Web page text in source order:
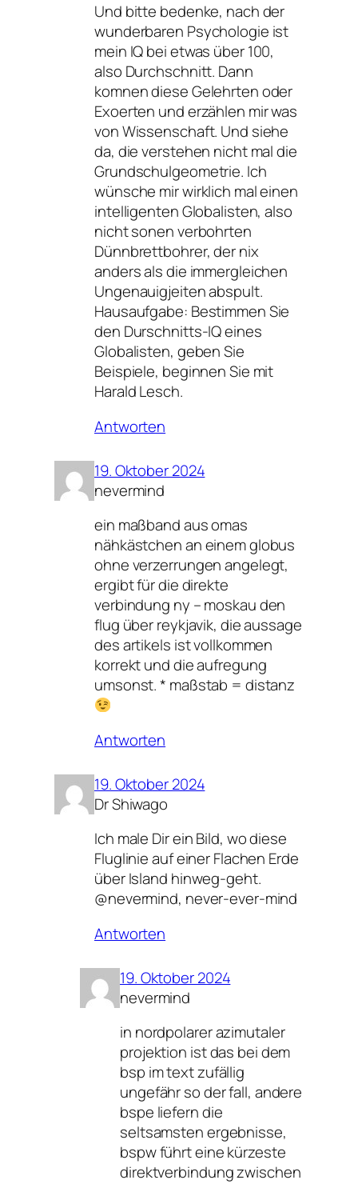
Und bitte bedenke, nach der
wunderbaren Psychologie ist
mein IQ bei etwas über 100,
also Durchschnitt. Dann
komnen diese Gelehrten oder
Exoerten und erzählen mir was
von Wissenschaft. Und siehe
da, die verstehen nicht mal die
Grundschulgeometrie. Ich
wünsche mir wirklich mal einen
intelligenten Globalisten, also
nicht sonen verbohrten
Dünnbrettbohrer, der nix
anders als die immergleichen
Ungenauigjeiten abspult.
Hausaufgabe: Bestimmen Sie
den Durschnitts-IQ eines
Globalisten, geben Sie
Beispiele, beginnen Sie mit
Harald Lesch.
Antworten
19. Oktober 2024
nevermind
ein maßband aus omas
nähkästchen an einem globus
ohne verzerrungen angelegt,
ergibt für die direkte
verbindung ny – moskau den
flug über reykjavik, die aussage
des artikels ist vollkommen
korrekt und die aufregung
umsonst. * maßstab = distanz
Antworten
19. Oktober 2024
Dr Shiwago
Ich male Dir ein Bild, wo diese
Fluglinie auf einer Flachen Erde
über Island hinweg-geht.
@nevermind, never-ever-mind
Antworten
19. Oktober 2024
nevermind
in nordpolarer azimutaler
projektion ist das bei dem
bsp im text zufällig
ungefähr so der fall, andere
bspe liefern die
seltsamsten ergebnisse,
bspw führt eine kürzeste
direktverbindung zwischen